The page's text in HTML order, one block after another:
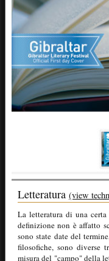
Letteratura (view
La letteratura di una
definizione non è affatto
sono state date del
filosofiche, sono diverse
misura del "campo" della